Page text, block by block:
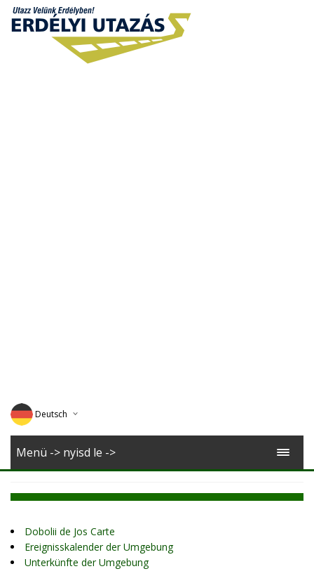
Deutsch
English
Menü -> nyisd le ->
Dobolii de Jos Carte
Ereignisskalender der Umgebung
Unterkünfte der Umgebung